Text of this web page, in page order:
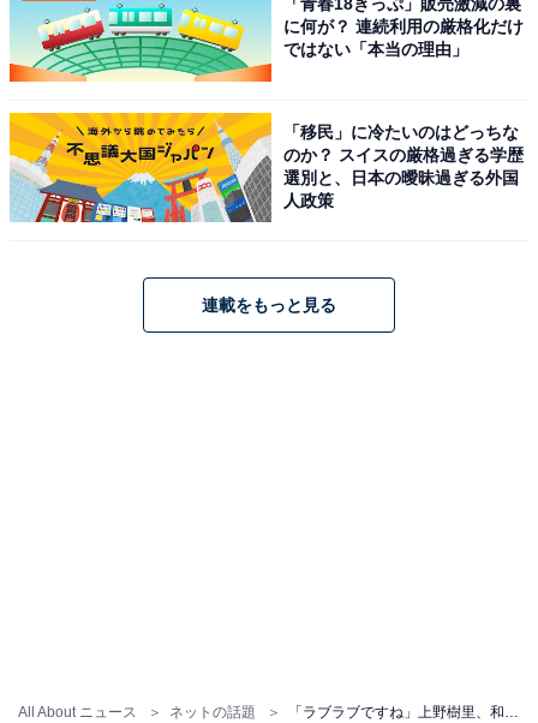
All About ニュース ネットの話題
に何が？ 連続利用の厳格化だけ
ではない「本当の理由」
「移民」に冷たいのはどっちな
のか？ スイスの厳格過ぎる学歴
選別と、日本の曖昧過ぎる外国
人政策
連載をもっと見る